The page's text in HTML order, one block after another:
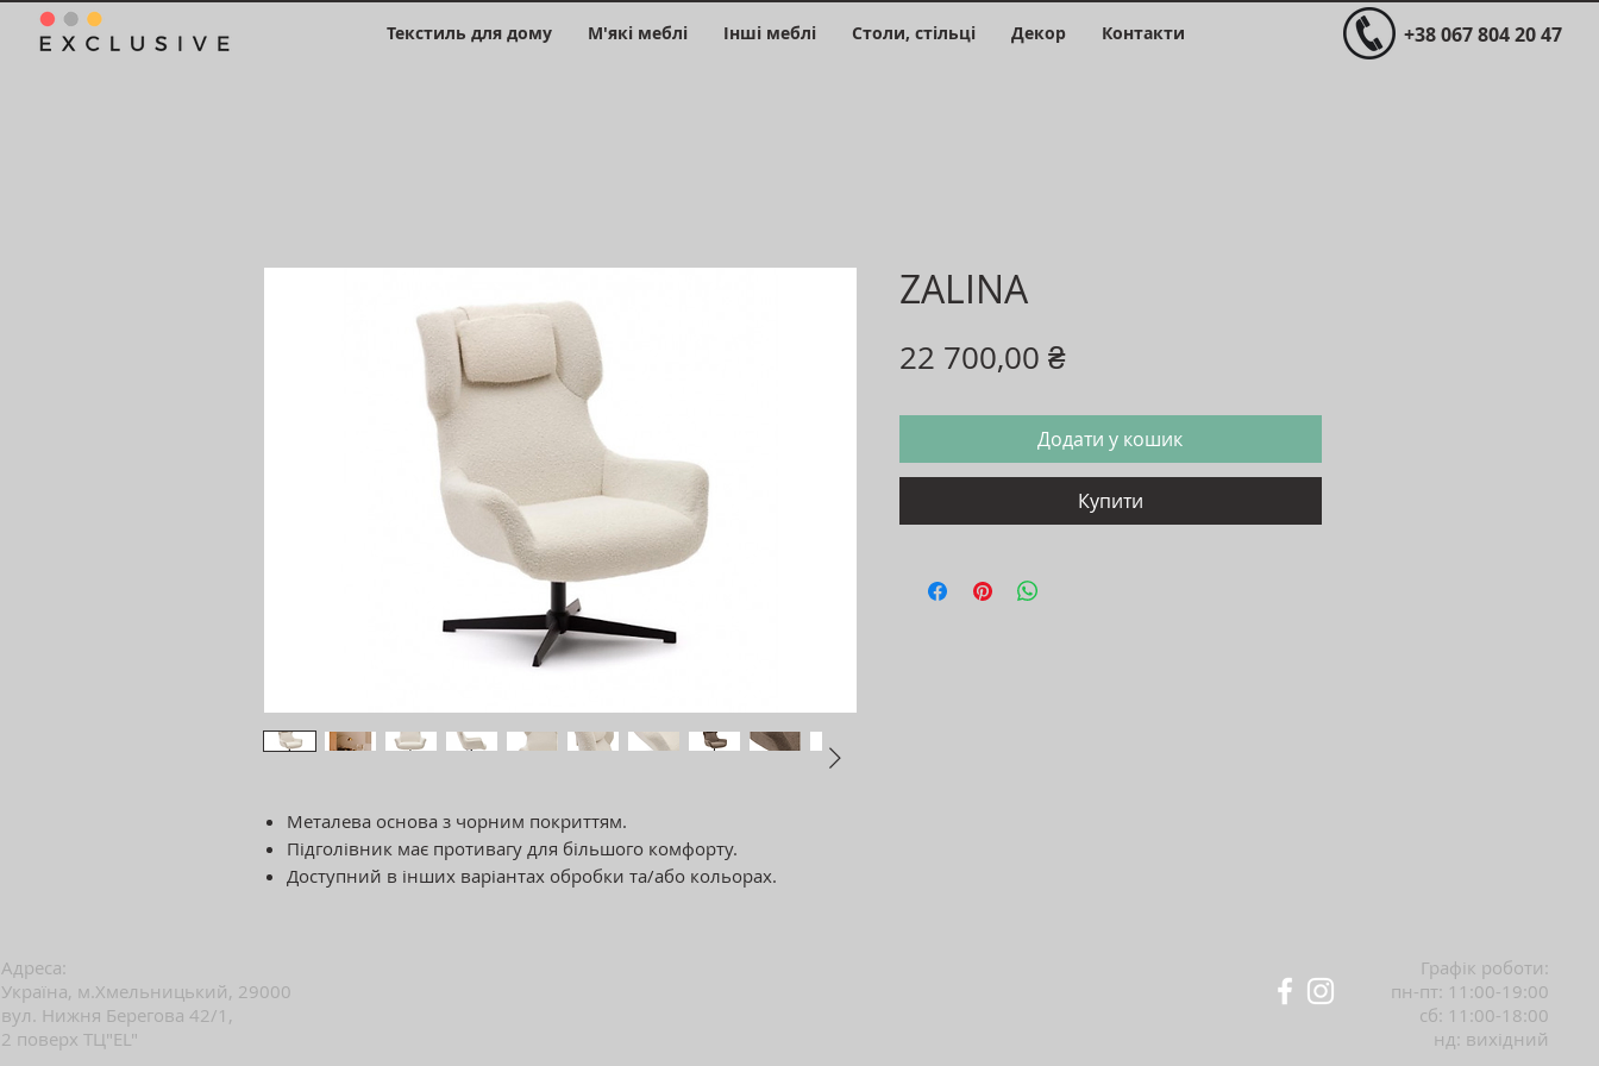
Текстиль для дому М'які меблі Інші меблі Столи, стільці Декор Контакти +38 067 804 20 47
Металева основа з чорним покриттям.
Підголівник має противагу для більшого комфорту.
Доступний в інших варіантах обробки та/або кольорах.
ZALINA
22 700,00 ₴Ціна
Додати у кошик
Купити
Адреса:
Україна, м.Хмельницький, 29000
вул. Нижня Берегова 42/1,
2 поверх ТЦ"EL"
Графік роботи:
пн-пт: 11:00-19:00
сб: 11:00-18:00
нд: вихідний